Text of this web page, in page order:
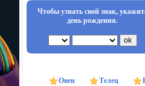
Чтобы узнать свой знак,
день рождения.
Овен Телец